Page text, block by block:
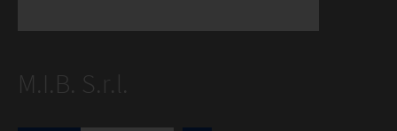
M.I.B. S.r.l.